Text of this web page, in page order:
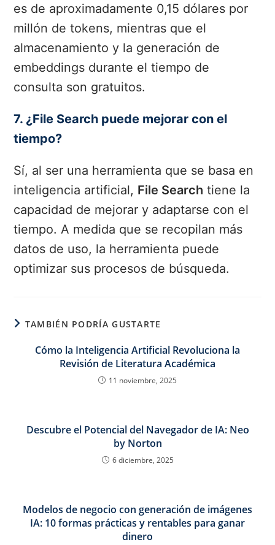
es de aproximadamente 0,15 dólares por
millón de tokens, mientras que el
almacenamiento y la generación de
embeddings durante el tiempo de
consulta son gratuitos.
7. ¿File Search puede mejorar con el
tiempo?
Sí, al ser una herramienta que se basa en
inteligencia artificial, File Search tiene la
capacidad de mejorar y adaptarse con el
tiempo. A medida que se recopilan más
datos de uso, la herramienta puede
optimizar sus procesos de búsqueda.
TAMBIÉN PODRÍA GUSTARTE
Cómo la Inteligencia Artificial Revoluciona la
Revisión de Literatura Académica
11 noviembre, 2025
Descubre el Potencial del Navegador de IA: Neo
by Norton
6 diciembre, 2025
Modelos de negocio con generación de imágenes
IA: 10 formas prácticas y rentables para ganar
dinero